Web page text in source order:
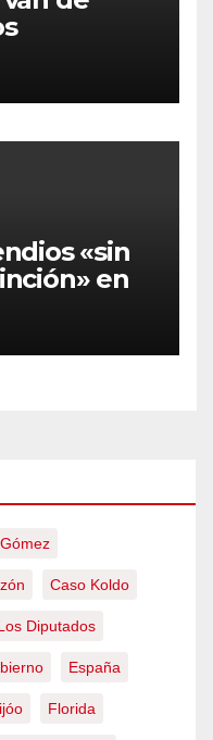
21%
pasado
«sin
en
Caso Koldo
Diputados
España
Florida